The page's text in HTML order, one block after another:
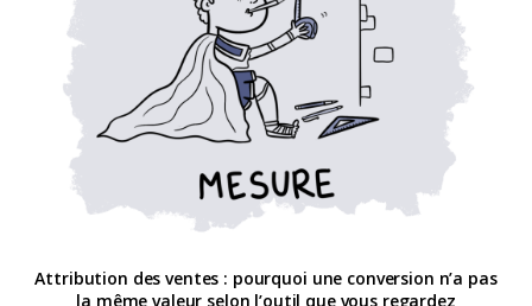
Attribution des ventes : pourquoi une conversion n’a pas
la même valeur selon l’outil que vous regardez